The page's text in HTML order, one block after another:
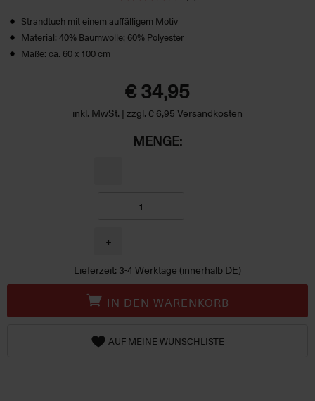
Strandtuch mit einem auffälligem Motiv
Material: 40% Baumwolle; 60% Polyester
Maße: ca. 60 x 100 cm
€ 34,95
inkl. MwSt. | zzgl. € 6,95 Versandkosten
MENGE:
−
+
Lieferzeit: 3-4 Werktage (innerhalb DE)
IN DEN WARENKORB
AUF MEINE WUNSCHLISTE